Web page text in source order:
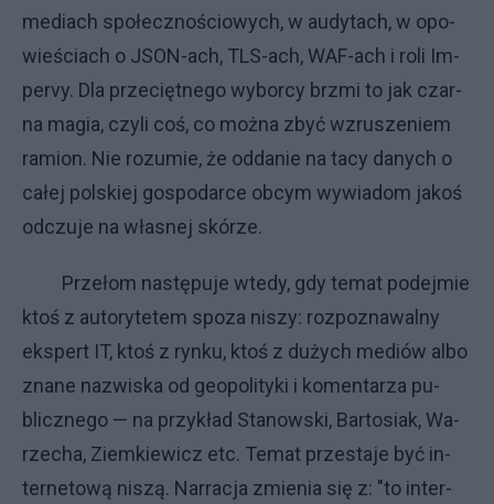
me­dia­ch spo­łecz­no­ścio­wy­ch, w au­dy­ta­ch, w opo­
wie­ścia­ch o JSON-ach, TLS-ach, WAF-ach i ro­li Im­
pe­rvy. Dla prze­cięt­ne­go wy­bor­cy brz­mi to jak czar­
na ma­gia, czy­li coś, co moż­na zbyć wzru­sze­niem
ra­mion. Nie ro­zu­mie, że od­da­nie na ta­cy da­ny­ch o
ca­łej pol­skiej go­spo­dar­ce ob­cym wy­wia­dom ja­koś
od­czu­je na wła­snej skó­rze.
Prze­łom na­stę­pu­je wte­dy, gdy te­mat po­dej­mie
ktoś z au­to­ry­te­tem spo­za ni­szy: roz­po­zna­wal­ny
eks­pert IT, ktoś z ryn­ku, ktoś z du­ży­ch me­diów al­bo
zna­ne na­zwi­ska od geo­po­li­ty­ki i ko­men­ta­rza pu­
blicz­ne­go — na przy­kład Sta­now­ski, Bar­to­siak, Wa­
rze­cha, Ziem­kie­wi­cz etc. Te­mat prze­sta­je być in­
ter­ne­to­wą ni­szą. Nar­ra­cja zmie­nia się z: "to in­ter­